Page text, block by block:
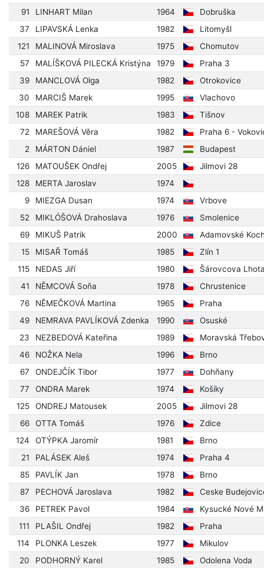
91
LINHART Milan 1964
Dobruška
37
LIPAVSKÁ Lenka 1982
Litomyšl
121
MALINOVÁ Miroslava 1975
Chomutov
57
MALÍŠKOVÁ PILECKÁ Kristýna 1979
Praha 3
39
MANCLOVÁ Olga 1982
Otrokovice
30
MARCIŠ Marek 1995
Vlachovo
108
MAREK Patrik 1983
Tišnov
72
MAREŠOVÁ Věra 1982
Praha 6 -
2
MÁRTON Dániel 1987
Budapest
126
MATOUŠEK Ondřej 2005
Jilmovi 28
128
MERTA Jaroslav
1974
9
MIEZGA Dusan 1974
Vrbove
52
MIKLÓŠOVÁ Drahoslava 1976
Smolenice
69
MIKUŠ Patrik 2000
Adamovské
15
MISAŘ Tomáš 1985
Zlín 1
115
NEDAS Jiří 1980
Šárovcova
41
NĚMCOVÁ Soňa 1978
Chrustenice
76
NĚMEČKOVÁ Martina 1965
Praha
49
NEMRAVA PAVLÍKOVÁ Zdenka 1990
Osuské
23
NEZBEDOVÁ Kateřina 1989
Moravská
46
NOŽKA Nela 1996
Brno
67
ONDEJČÍK Tibor 1977
Dohňany
77
ONDRA Marek 1974
Košíky
125
ONDREJ Matousek 2005
Jilmovi 28
66
OTTA Tomáš 1976
Zdice
124
OTÝPKA Jaromír 1981
Brno
21
PALÁSEK Aleš 1974
Praha 4
85
PAVLÍK Jan 1978
Brno
87
PECHOVÁ Jaroslava 1982
Ceske
36
PETREK Pavol 1984
Kysucké Nové
111
PLAŠIL Ondřej 1982
Praha
114
PLONKA Leszek 1977
Mikulov
20
PODHORNÝ Karel 1985 Odolena Voda